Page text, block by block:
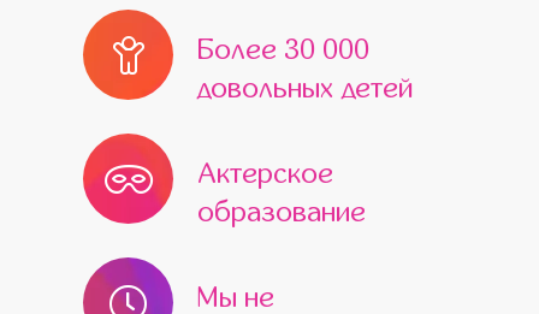
Более 30 000
довольных детей
Актерское
образование
Мы не